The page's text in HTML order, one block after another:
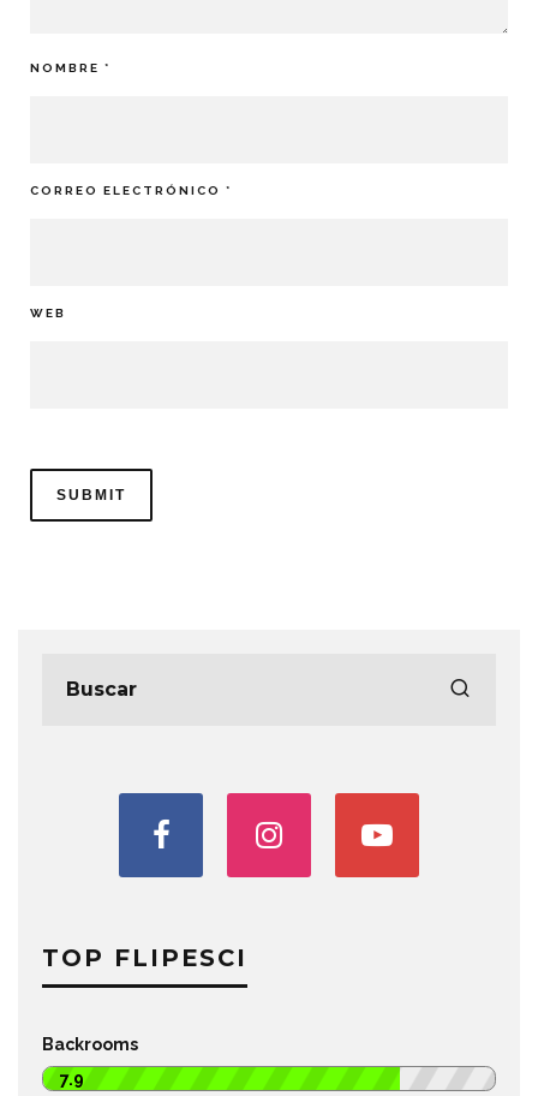
NOMBRE *
CORREO ELECTRÓNICO *
WEB
TOP FLIPESCI
Backrooms
7.9